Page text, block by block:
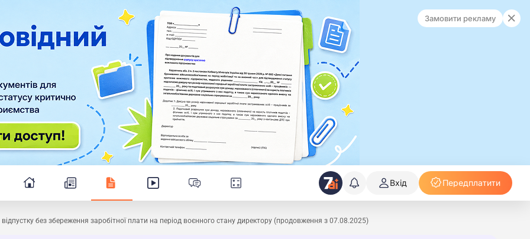
Замовити рекламу
Вхід Передплатити
без збереження заробітної плати на період воєнного стану директору (продовження з 07.08.2025)